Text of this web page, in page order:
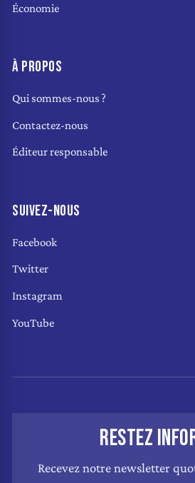
Économie
À PROPOS
Qui sommes-nous ?
Contactez-nous
Éditeur responsable
SUIVEZ-NOUS
Facebook
Twitter
Instagram
YouTube
RESTEZ
Recevez notre newsletter